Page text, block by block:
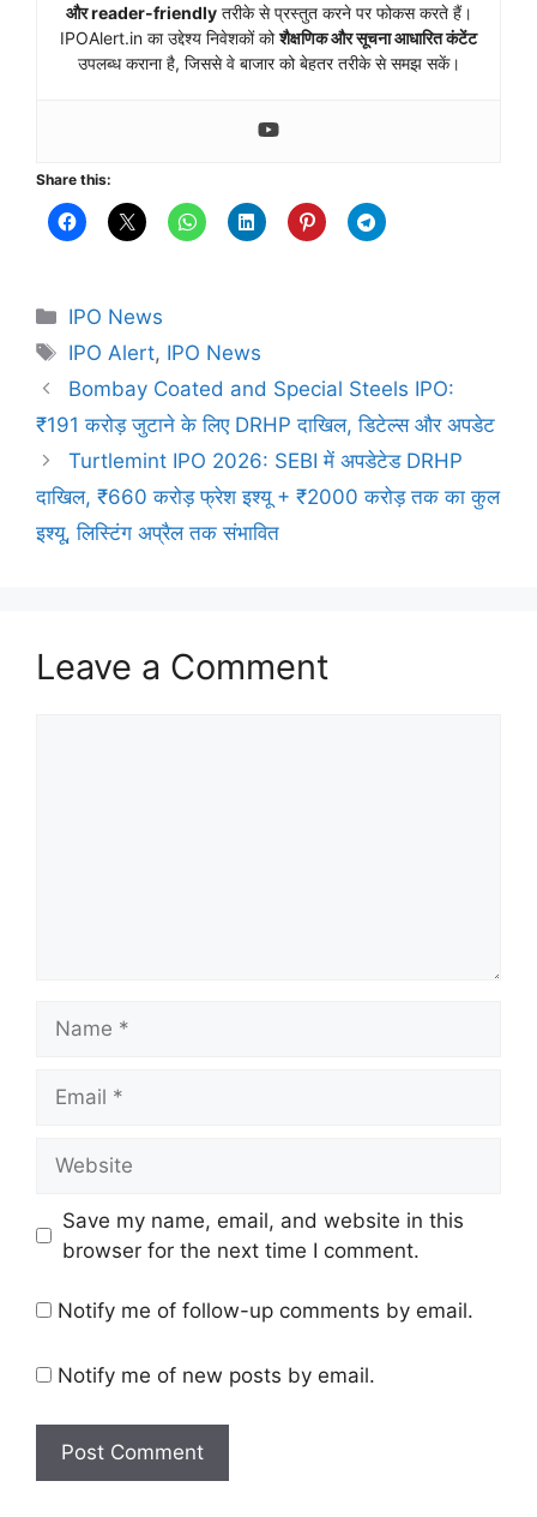
और reader-friendlyतरीके से प्रस्तुत करने पर फोकस करते हैं।
IPOAlert.in का उद्देश्य निवेशकों कोशैक्षणिक और सूचना आधारित कंटेंट
उपलब्ध कराना है, जिससे वे बाजार को बेहतर तरीके से समझ सकें।
Share this:
Categories
IPO News
Tags
IPO Alert, IPO News
Bombay Coated and Special Steels IPO:
₹191 करोड़ जुटाने के लिए DRHP दाखिल, डिटेल्स और अपडेट
Turtlemint IPO 2026: SEBI में अपडेटेड DRHP
दाखिल, ₹660 करोड़ फ्रेश इश्यू + ₹2000 करोड़ तक का कुल
इश्यू, लिस्टिंग अप्रैल तक संभावित
Leave a Comment
Save my name, email, and website in this
browser for the next time I comment.
Notify me of follow-up comments by email.
Notify me of new posts by email.